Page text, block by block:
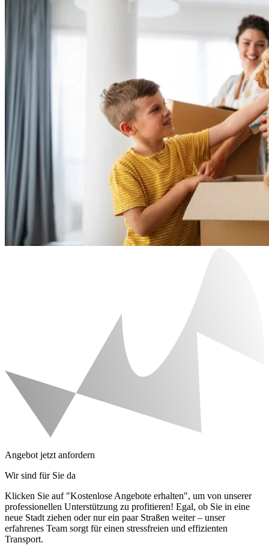
Angebot jetzt anfordern
Wir sind für Sie da
Klicken Sie auf "Kostenlose Angebote erhalten", um von unserer
professionellen Unterstützung zu profitieren! Egal, ob Sie in eine
neue Stadt ziehen oder nur ein paar Straßen weiter – unser
erfahrenes Team sorgt für einen stressfreien und effizienten
Transport.